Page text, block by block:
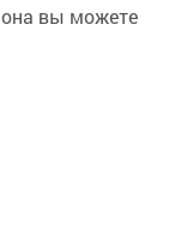
вы можете